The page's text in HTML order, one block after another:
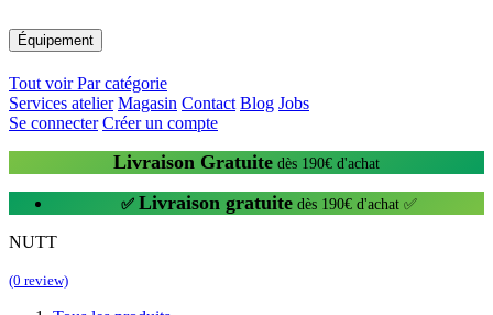
Équipement
Tout voirPar catégorie
Services atelier Magasin Contact Blog Jobs
Se connecter Créer un compte
Livraison Gratuite dès 190€ d'achat
✅ Livraison gratuite dès 190€ d'achat ✅
NUTT
(0 review)